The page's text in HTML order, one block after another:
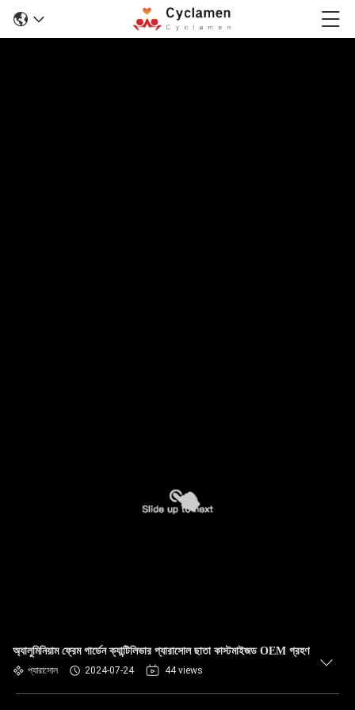
অ্যালুমিনিয়াম ফ্রেম গার্ডেন ক্যান্টিলিভার প্যারাসোল ছাতা কাস্টমাইজড OEM গ্রহণ
প্যারাসোল 2024-07-24 44 views